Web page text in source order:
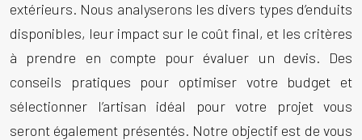
extérieurs. Nous analyserons les divers types d’enduits
disponibles, leur impact sur le coût final, et les critères
à prendre en compte pour évaluer un devis. Des
conseils pratiques pour optimiser votre budget et
sélectionner l’artisan idéal pour votre projet vous
seront également présentés. Notre objectif est de vous